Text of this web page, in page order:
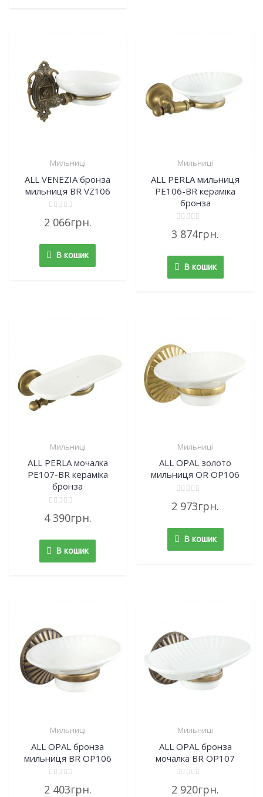
Мильниці
ALL VENEZIA бронза
мильниця BR VZ106
0
5
2 066грн.
В кошик
Мильниці
ALL PERLA мильниця
PE106-BR кераміка
бронза
0
5
3 874грн.
В кошик
Мильниці
ALL PERLA мочалка
PE107-BR кераміка
бронза
0
out
5
4 390грн.
В кошик
Мильниці
ALL OPAL золото
мильниця OR OP106
0
out
5
2 973грн.
В кошик
Мильниці
ALL OPAL бронза
мильниця BR OP106
0
2 403грн.
Мильниці
ALL OPAL бронза
мочалка BR OP107
0
2 920грн.